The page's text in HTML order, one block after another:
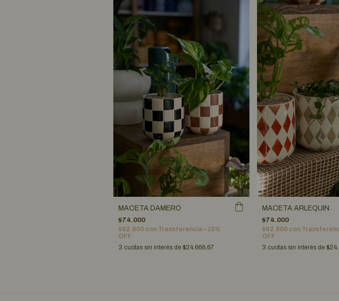
MACETA DAMERO
$74.000
$62.900 con Transferencia – 15%
OFF
3 cuotas sin interés de $24.666,67
MACETA ARLEQUIN
$74.000
$62.900 con
OFF
3 cuotas sin interés de